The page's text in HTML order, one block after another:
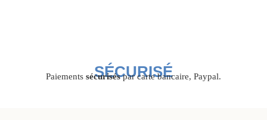
SÉCURISÉ
Paiements sécuriséspar carte bancaire, Paypal.